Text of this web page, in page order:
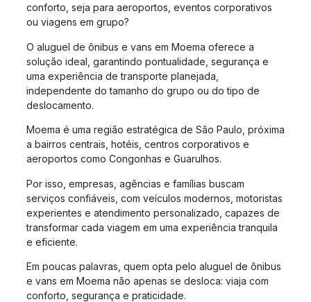
conforto, seja para aeroportos, eventos corporativos
ou viagens em grupo?
O aluguel de ônibus e vans em Moema oferece a
solução ideal, garantindo pontualidade, segurança e
uma experiência de transporte planejada,
independente do tamanho do grupo ou do tipo de
deslocamento.
Moema é uma região estratégica de São Paulo, próxima
a bairros centrais, hotéis, centros corporativos e
aeroportos como Congonhas e Guarulhos.
Por isso, empresas, agências e famílias buscam
serviços confiáveis, com veículos modernos, motoristas
experientes e atendimento personalizado, capazes de
transformar cada viagem em uma experiência tranquila
e eficiente.
Em poucas palavras, quem opta pelo aluguel de ônibus
e vans em Moema não apenas se desloca: viaja com
conforto, segurança e praticidade.